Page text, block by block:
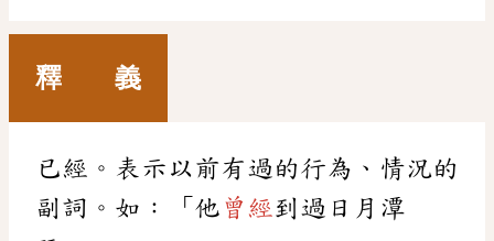
釋 義
已經。表示以前有過的行為、情況的
副詞。如：「他 曾經到過日月潭